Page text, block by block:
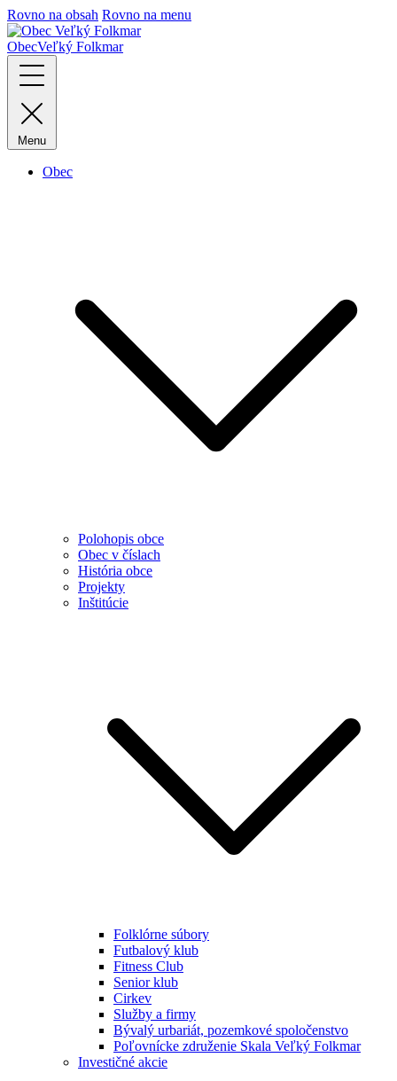
Rovno na obsah Rovno na menu
ObecVeľký Folkmar
Menu
Obec
Polohopis obce
Obec v číslach
História obce
Projekty
Inštitúcie
Folklórne súbory
Futbalový klub
Fitness Club
Senior klub
Cirkev
Služby a firmy
Bývalý urbariát, pozemkové spoločenstvo
Poľovnícke združenie Skala Veľký Folkmar
Investičné akcie